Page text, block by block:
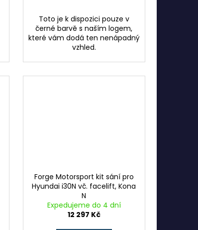
Toto je k dispozici pouze v
černé barvě s naším logem,
které vám dodá ten nenápadný
vzhled.
Forge Motorsport kit sání pro
Hyundai i30N vč. facelift, Kona
N
Expedujeme do 4 dní
12 297 Kč